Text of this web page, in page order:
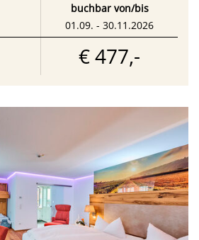
buchbar von/bis
01.09. - 30.11.2026
€ 477,-